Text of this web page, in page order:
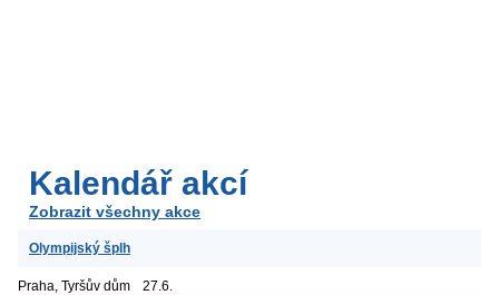
Kalendář akcí
Zobrazit všechny akce
Olympijský šplh
Praha, Tyršův dům 27.6.